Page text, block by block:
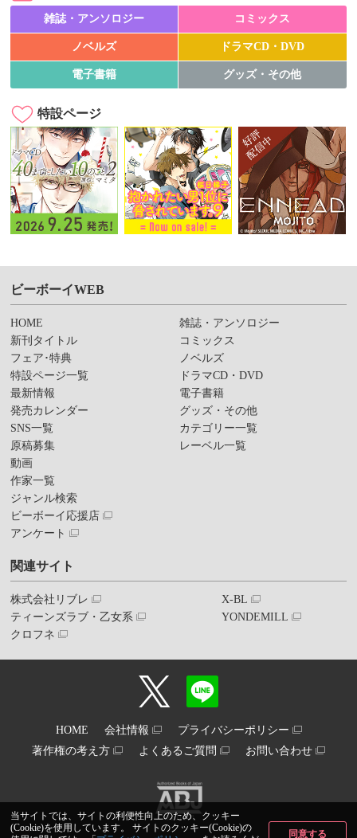
当サイトでは、サイトの利便性向上のため、クッキー
(Cookie)を使用しています。 サイトのクッキー(Cookie)の
同意する
雑誌・アンソロジー コミックス
ノベルズ ドラマCD・DVD
電子書籍 グッズ・その他
特設ページ
ビーボーイWEB
HOME
新刊タイトル
フェア･特典
特設ページ一覧
最新情報
発売カレンダー
SNS一覧
原稿募集
動画
作家一覧
ジャンル検索
ビーボーイ応援店
アンケート
雑誌・アンソロジー
コミックス
ノベルズ
ドラマCD・DVD
電子書籍
グッズ・その他
カテゴリー一覧
レーベル一覧
関連サイト
株式会社リブレ
ティーンズラブ・乙女系
クロフネ
X-BL
YONDEMILL
HOME 会社情報
プライバシーポリシー
著作権の考え方
よくあるご質問 お問い合わせ